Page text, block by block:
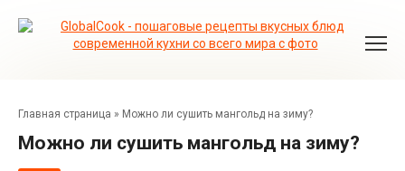
Главная страница » Можно ли сушить мангольд на зиму?
Можно ли сушить мангольд на зиму?